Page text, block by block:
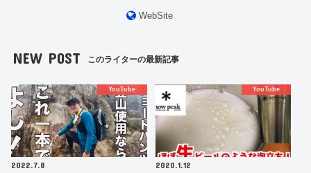
WebSite
NEW POST このライターの最新記事
YouTube
2022.7.8
YouTube
2020.1.12